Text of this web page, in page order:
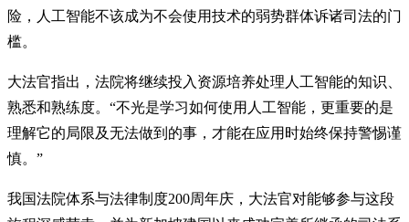
险，人工智能不该成为不会使用技术的弱势群体诉诸司法的门
槛。
大法官指出，法院将继续投入资源培养处理人工智能的知识、
熟悉和熟练度。“不光是学习如何使用人工智能，更重要的是
理解它的局限及无法做到的事，才能在应用时始终保持警惕谨
慎。”
我国法院体系与法律制度200周年庆，大法官对能够参与这段